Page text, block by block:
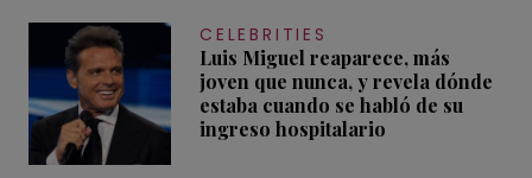
CELEBRITIES
Luis Miguel reaparece, más
joven que nunca, y revela dónde
estaba cuando se habló de su
ingreso hospitalario